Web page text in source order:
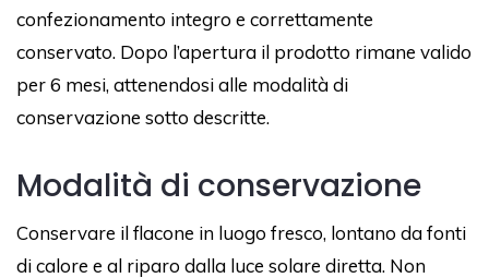
confezionamento integro e correttamente
conservato. Dopo l’apertura il prodotto rimane valido
per 6 mesi, attenendosi alle modalità di
conservazione sotto descritte.
Modalità di conservazione
Conservare il flacone in luogo fresco, lontano da fonti
di calore e al riparo dalla luce solare diretta. Non